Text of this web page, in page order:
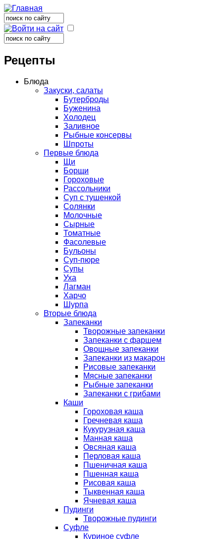
Форма поиска
Поиск
Поиск
Рецепты
Блюда
Закуски, салаты
Бутерброды
Буженина
Холодец
Заливное
Рыбные консервы
Шпроты
Первые блюда
Щи
Борщи
Гороховые
Рассольники
Суп с тушенкой
Солянки
Молочные
Сырные
Томатные
Фасолевые
Бульоны
Суп-пюре
Супы
Уха
Лагман
Харчо
Шурпа
Вторые блюда
Запеканки
Творожные запеканки
Запеканки с фаршем
Овощные запеканки
Запеканки из макарон
Рисовые запеканки
Мясные запеканки
Рыбные запеканки
Запеканки с грибами
Каши
Гороховая каша
Гречневая каша
Кукурузная каша
Манная каша
Овсяная каша
Перловая каша
Пшеничная каша
Пшенная каша
Рисовая каша
Тыквенная каша
Ячневая каша
Пудинги
Творожные пудинги
Суфле
Куриное суфле